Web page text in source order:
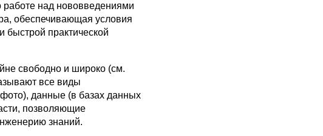
работе над нововведениями
обеспечивающая условия
быстрой практической
свободно и широко (см.
все виды
данные (в базах данных
позволяющие
знаний.